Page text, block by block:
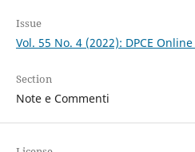
Issue
Vol. 55 No. 4 (2022): DPCE
Section
Note e Commenti